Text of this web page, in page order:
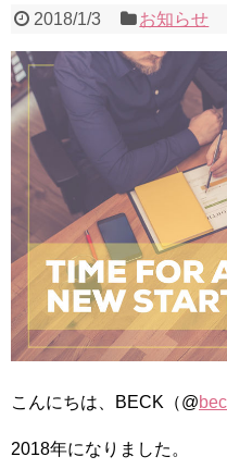
2018/1/3 お知らせ
こんにちは、BECK（@
2018年になりました。